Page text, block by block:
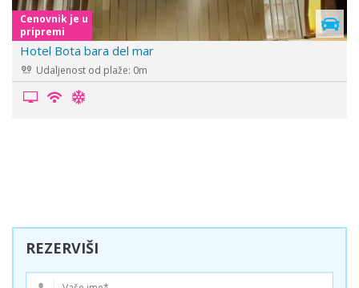
Cenovnik je u
pripremi
Hotel Sunny Bay
Udaljenost od plaže: 0m
REZERVIŠI